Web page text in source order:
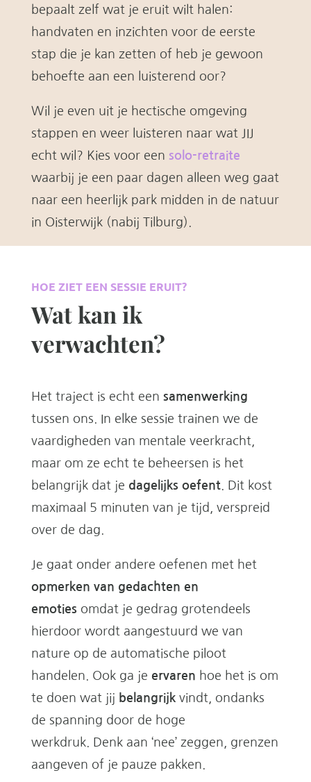
bepaalt zelf wat je eruit wilt halen:
handvaten en inzichten voor de eerste
stap die je kan zetten of heb je gewoon
behoefte aan een luisterend oor?
Wil je even uit je hectische omgeving
stappen en weer luisteren naar wat JIJ
echt wil? Kies voor een solo-retraite
waarbij je een paar dagen alleen weg gaat
naar een heerlijk park midden in de natuur
in Oisterwijk (nabij Tilburg).
HOE ZIET EEN SESSIE ERUIT?
Wat kan ik
verwachten?
Het traject is echt een samenwerking
tussen ons. In elke sessie trainen we de
vaardigheden van mentale veerkracht,
maar om ze echt te beheersen is het
belangrijk dat je dagelijks oefent. Dit kost
maximaal 5 minuten van je tijd, verspreid
over de dag.
Je gaat onder andere oefenen met het
opmerken van gedachten en
emoties omdat je gedrag grotendeels
hierdoor wordt aangestuurd we van
nature op de automatische piloot
handelen. Ook ga je ervaren hoe het is om
te doen wat jij belangrijkvindt, ondanks
de spanning door de hoge
werkdruk. Denk aan ‘nee’ zeggen, grenzen
aangeven of je pauze pakken.